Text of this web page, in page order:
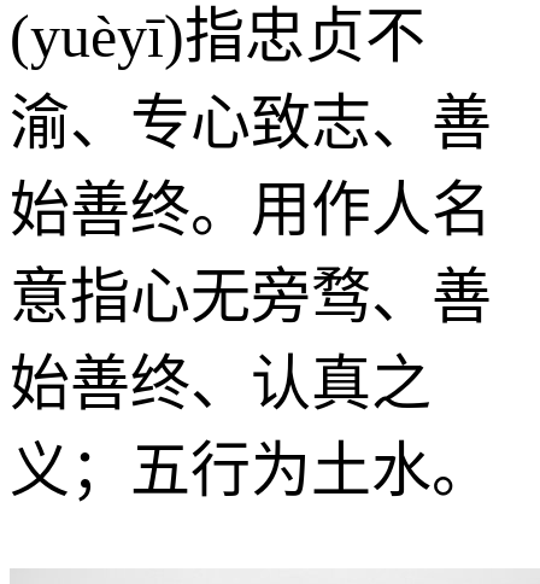
(yuèyī)指忠贞不
渝、专心致志、善
始善终。用作人名
意指心无旁骛、善
始善终、认真之
义；五行为土水。